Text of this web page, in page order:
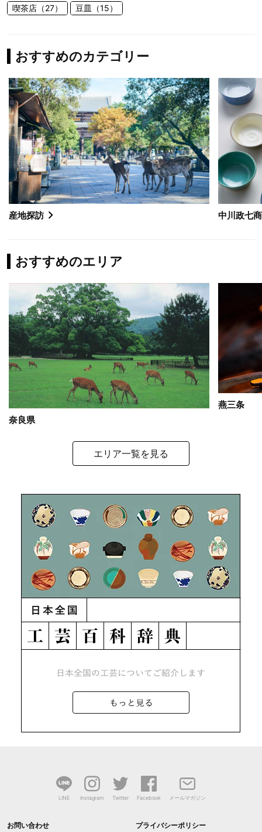
喫茶店（27）
豆皿（15）
おすすめのカテゴリー
産地探訪 中川政七
おすすめのエリア
奈良県
燕三条
エリア一覧を見る
LINE Instagram Twitter Facebook メールマガジン
お問い合わせ プライバシーポリシー